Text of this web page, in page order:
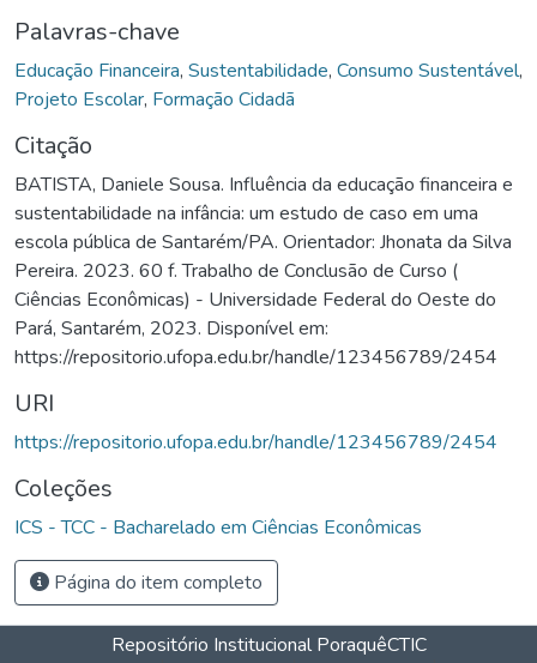
Palavras-chave
Educação Financeira, Sustentabilidade, Consumo Sustentável,
Projeto Escolar, Formação Cidadã
Citação
BATISTA, Daniele Sousa. Influência da educação financeira e
sustentabilidade na infância: um estudo de caso em uma
escola pública de Santarém/PA. Orientador: Jhonata da Silva
Pereira. 2023. 60 f. Trabalho de Conclusão de Curso (
Ciências Econômicas) - Universidade Federal do Oeste do
Pará, Santarém, 2023. Disponível em:
https://repositorio.ufopa.edu.br/handle/123456789/2454
URI
https://repositorio.ufopa.edu.br/handle/123456789/2454
Coleções
ICS - TCC - Bacharelado em Ciências Econômicas
Página do item completo
Repositório Institucional PoraquêCTIC